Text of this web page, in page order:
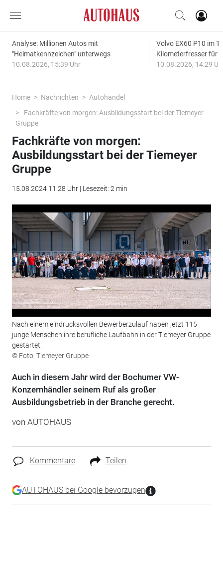
Analyse: Millionen Autos mit
"Heimatkennzeichen" unterwegs
10.08.2026, 15:39 Uhr
Volvo EX60 P10 im
Kilometerfresser für
10.08.2026, 14:29
Home Nachrichten
Autohandel
Fachkräfte von morgen: Ausbildungsstart bei der Tiemeyer
Gruppe
Fachkräfte von morgen:
Ausbildungsstart bei der Tiemeyer
Gruppe
15.08.2024 11:28 Uhr | Lesezeit: 2 min
Nach einem eindrucksvollen Bewerberzulauf haben jetzt 115
junge Menschen ihre berufliche Laufbahn in der Tiemeyer Gruppe
gestartet.
© Foto: Tiemeyer Gruppe
Auch in diesem Jahr wird der Bochumer VW-
Konzernhändler seinem Ruf als großer
Ausbildungsbetrieb in der Branche gerecht.
von AUTOHAUS
Kommentare Teilen
AUTOHAUS bei Google bevorzugen